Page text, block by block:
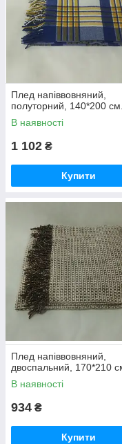
Плед напіввовняний,
полуторний, 140*200 см.
В наявності
1 102 ₴
Купити
Плед напіввовняний,
двоспальний, 170*210
В наявності
934 ₴
Купити